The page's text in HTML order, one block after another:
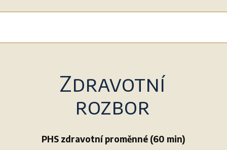
Zdravotní
rozbor
PHS zdravotní proměnné (60 min)